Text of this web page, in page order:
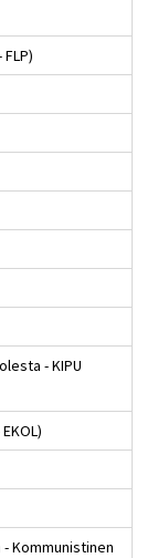
- KIPU
Kommunistinen